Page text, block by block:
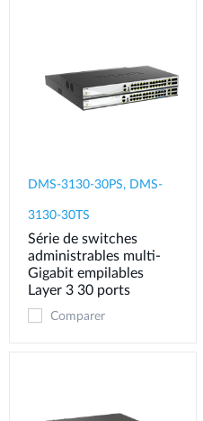
DMS-3130-30PS, DMS-
3130-30TS
Série de switches
administrables multi-
Gigabit empilables
Layer 3 30 ports
Comparer